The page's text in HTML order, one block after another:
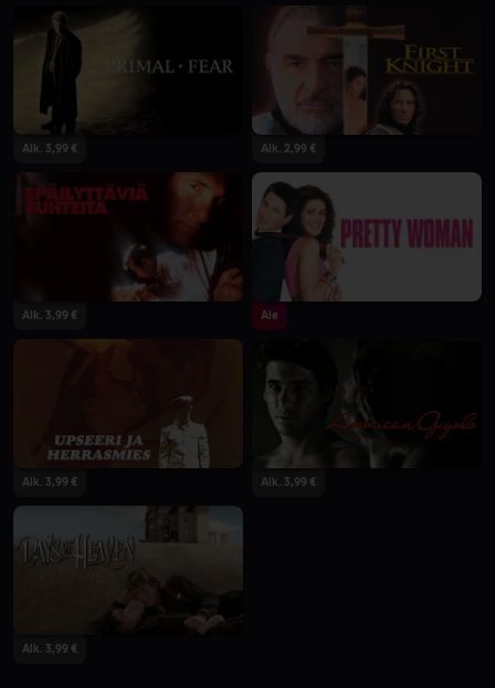
Alk. 3,99 € Alk. 2,99 €
Alk. 3,99 € Ale
Alk. 3,99 € Alk. 3,99 €
Alk. 3,99 €